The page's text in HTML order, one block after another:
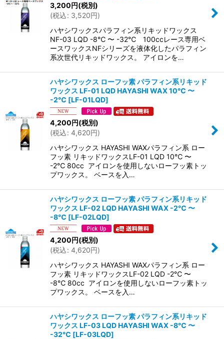
3,200円(税別)
(税込: 3,520円)
ハヤシワックスパラフィン系リキッドワックス
NF-03 LQD -8℃ 〜 -32℃ 100ccレース専用ベ
ースワックスNFシリーズを液体化したパラフィン
系次世代リキッドワックス。 アイロンを…
ハヤシワックス ローフッ素 パラフィン系リキッド
ワックス LF-01 LQD HAYASHI WAX 10℃ 〜
-2℃ [LF-01LQD]
4,200円(税別)
(税込: 4,620円)
ハヤシワックス HAYASHI WAXパラフィン系 ロー
フッ素 リキッドワックスLF-01 LQD 10℃ 〜
-2℃ 80cc アイロンを使用しないローフッ素トッ
プワックス。 ベースを入…
ハヤシワックス ローフッ素 パラフィン系リキッド
ワックス LF-02 LQD HAYASHI WAX -2℃ 〜
-8℃ [LF-02LQD]
4,200円(税別)
(税込: 4,620円)
ハヤシワックス HAYASHI WAXパラフィン系 ロー
フッ素 リキッドワックスLF-02 LQD -2℃ 〜
-8℃ 80cc アイロンを使用しないローフッ素トッ
プワックス。 ベースを入…
ハヤシワックス ローフッ素 パラフィン系リキッド
ワックス LF-03 LQD HAYASHI WAX -8℃ 〜
-32℃ [LF-03LQD]